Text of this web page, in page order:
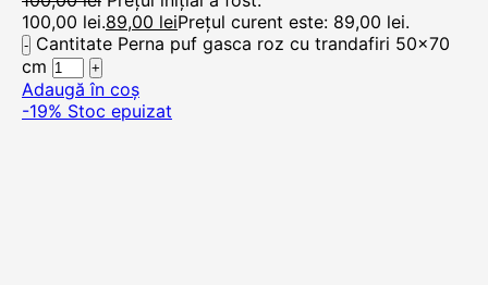
100,00 lei.89,00 leiPrețul curent este: 89,00 lei.
Cantitate Perna puf gasca roz cu trandafiri 50x70
cm
Adaugă în coș
-19% Stoc epuizat